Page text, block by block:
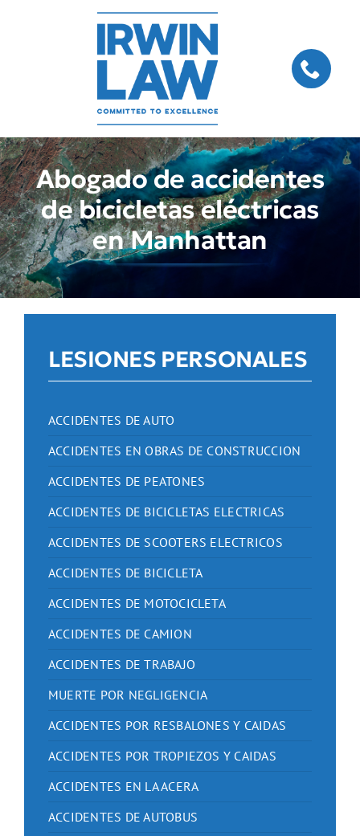
Abogado de accidentes
de bicicletas eléctricas
en Manhattan
LESIONES PERSONALES
ACCIDENTES DE AUTO
ACCIDENTES EN OBRAS DE CONSTRUCCION
ACCIDENTES DE PEATONES
ACCIDENTES DE BICICLETAS ELECTRICAS
ACCIDENTES DE SCOOTERS ELECTRICOS
ACCIDENTES DE BICICLETA
ACCIDENTES DE MOTOCICLETA
ACCIDENTES DE CAMION
ACCIDENTES DE TRABAJO
MUERTE POR NEGLIGENCIA
ACCIDENTES POR RESBALONES Y CAIDAS
ACCIDENTES POR TROPIEZOS Y CAIDAS
ACCIDENTES EN LA ACERA
ACCIDENTES DE AUTOBUS